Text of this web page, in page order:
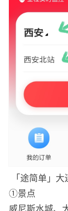
「途简单」
①景点
威尼斯水城、